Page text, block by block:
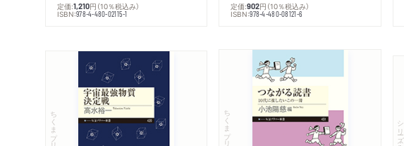
定価:1,210円 （10％税込み）
ISBN:978-4-480-02115-1
定価:902円 （10％税込み）
ISBN:978-4-480-08121-6
ちくまプリマー新書 ちくまプリマー新書 シリーズ・全集